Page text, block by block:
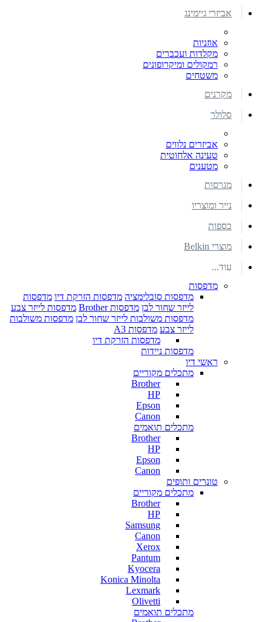
אביזרי גיימינג
אוזניות
מקלדות ועכברים
רמקולים ומיקרופונים
משטחים
מקרנים
סלולר
אביזרים נלווים
טעינה אלחוטית
מטענים
מגרסות
נייר ומוצריו
כספות
מוצרי Belkin
עוד...
מדפסות
מדפסות סובלימציה מדפסות הזרקת דיו מדפסות
לייזר שחור לבן מדפסות Brother
מדפסות לייזר צבע
מדפסות משולבות לייזר שחור לבן מדפסות משולבות
לייזר צבע מדפסות A3
מדפסות הזרקת דיו
מדפסות ניידות
ראשי דיו
מתכלים מקוריים
Brother
HP
Epson
Canon
מתכלים תואמים
Brother
HP
Epson
Canon
טונרים ותופים
מתכלים מקוריים
Brother
HP
Samsung
Canon
Xerox
Pantum
Kyocera
Konica Minolta
Lexmark
Olivetti
מתכלים תואמים